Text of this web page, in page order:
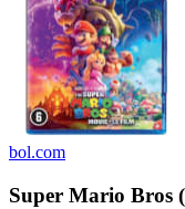
bol.com
Super Mario Bros